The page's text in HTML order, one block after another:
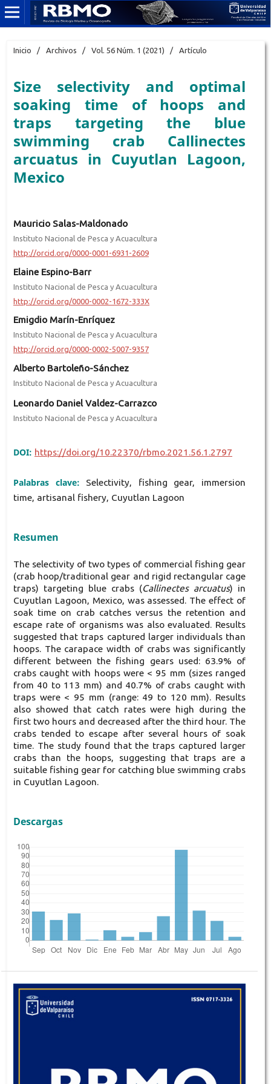
Inicio / Archivos / Vol. 56 Núm. 1 (2021) / Artículo
Size selectivity and optimal
soaking time of hoops and
traps targeting the blue
swimming crab Callinectes
arcuatus in Cuyutlan Lagoon,
Mexico
Mauricio Salas-Maldonado
Instituto Nacional de Pesca y Acuacultura
http://orcid.org/0000-0001-6931-2609
Elaine Espino-Barr
Instituto Nacional de Pesca y Acuacultura
http://orcid.org/0000-0002-1672-333X
Emigdio Marín-Enríquez
Instituto Nacional de Pesca y Acuacultura
http://orcid.org/0000-0002-5007-9357
Alberto Bartoleño-Sánchez
Instituto Nacional de Pesca y Acuacultura
Leonardo Daniel Valdez-Carrazco
Instituto Nacional de Pesca y Acuacultura
DOI: https://doi.org/10.22370/rbmo.2021.56.1.2797
Palabras clave:
Selectivity, fishing gear, immersion
time, artisanal fishery, Cuyutlan Lagoon
Resumen
The selectivity of two types of commercial fishing gear
(crab hoop/traditional gear and rigid rectangular cage
traps) targeting blue crabs (Callinectes arcuatus) in
Cuyutlan Lagoon, Mexico, was assessed. The effect of
soak time on crab catches versus the retention and
escape rate of organisms was also evaluated. Results
suggested that traps captured larger individuals than
hoops. The carapace width of crabs was significantly
different between the fishing gears used: 63.9% of
crabs caught with hoops were < 95 mm (sizes ranged
from 40 to 113 mm) and 40.7% of crabs caught with
traps were < 95 mm (range: 49 to 120 mm). Results
also showed that catch rates were high during the
first two hours and decreased after the third hour. The
crabs tended to escape after several hours of soak
time. The study found that the traps captured larger
crabs than the hoops, suggesting that traps are a
suitable fishing gear for catching blue swimming crabs
in Cuyutlan Lagoon.
Descargas